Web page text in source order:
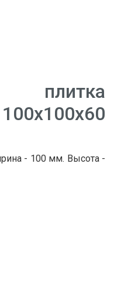
плитка
- 100 мм. Высота -